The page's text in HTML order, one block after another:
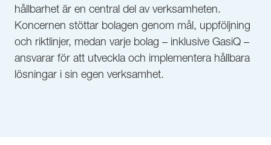
hållbarhet är en central del av verksamheten.
Koncernen stöttar bolagen genom mål, uppföljning
och riktlinjer, medan varje bolag – inklusive GasiQ –
ansvarar för att utveckla och implementera hållbara
lösningar i sin egen verksamhet.